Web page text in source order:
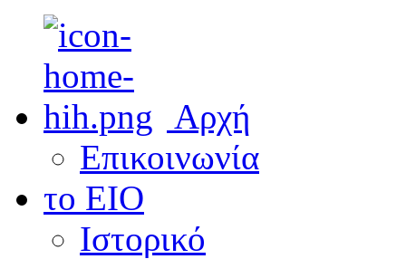
Αρχή
Επικοινωνία
το ΕΙΟ
Ιστορικό